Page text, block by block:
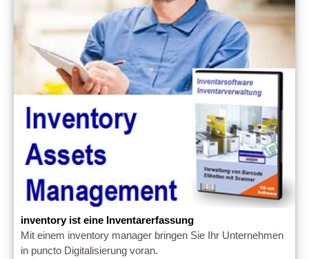
inventory ist eine Inventarerfassung
Mit einem inventory manager bringen Sie Ihr Unternehmen
in puncto Digitalisierung voran.